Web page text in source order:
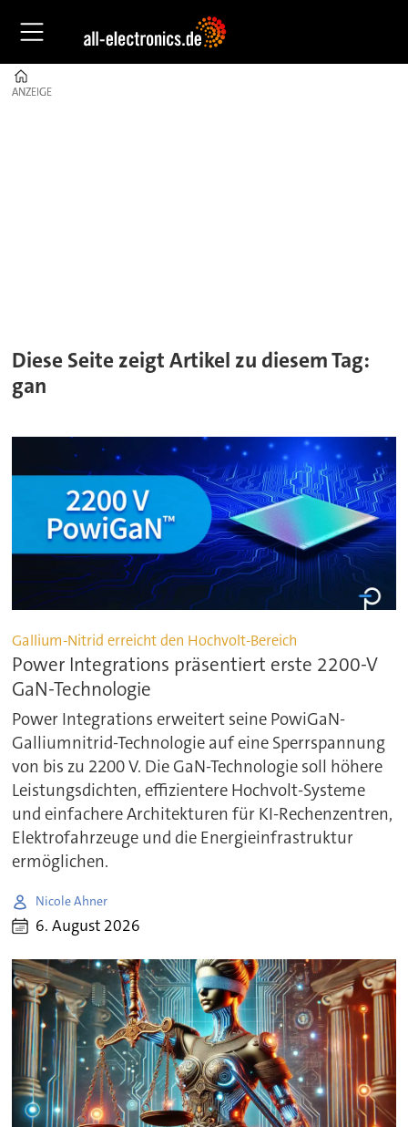
ANZEIGE
ANZEIGE
Diese Seite zeigt Artikel zu diesem Tag:
gan
Gallium-Nitrid erreicht den Hochvolt-Bereich
Power Integrations präsentiert erste 2200-V
GaN-Technologie
Power Integrations erweitert seine PowiGaN-
Galliumnitrid-Technologie auf eine Sperrspannung
von bis zu 2200 V. Die GaN-Technologie soll höhere
Leistungsdichten, effizientere Hochvolt-Systeme
und einfachere Architekturen für KI-Rechenzentren,
Elektrofahrzeuge und die Energieinfrastruktur
ermöglichen.
Nicole Ahner
6. August 2026